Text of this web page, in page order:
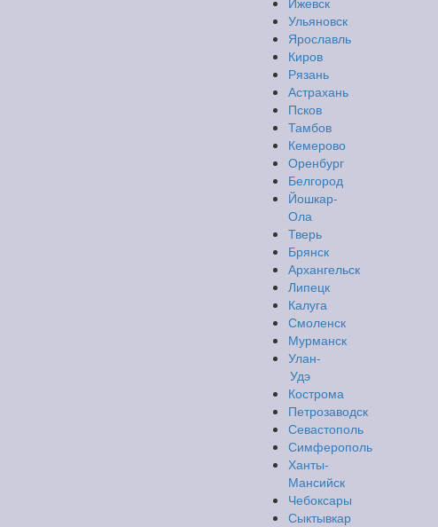
Ульяновск
Ярославль
Киров
Рязань
Астрахань
Псков
Тамбов
Кемерово
Оренбург
Белгород
Йошкар-
Ола
Тверь
Брянск
Архангельск
Липецк
Калуга
Смоленск
Мурманск
Улан-
Удэ
Кострома
Петрозаводск
Севастополь
Симферополь
Ханты-
Мансийск
Чебоксары
Сыктывкар